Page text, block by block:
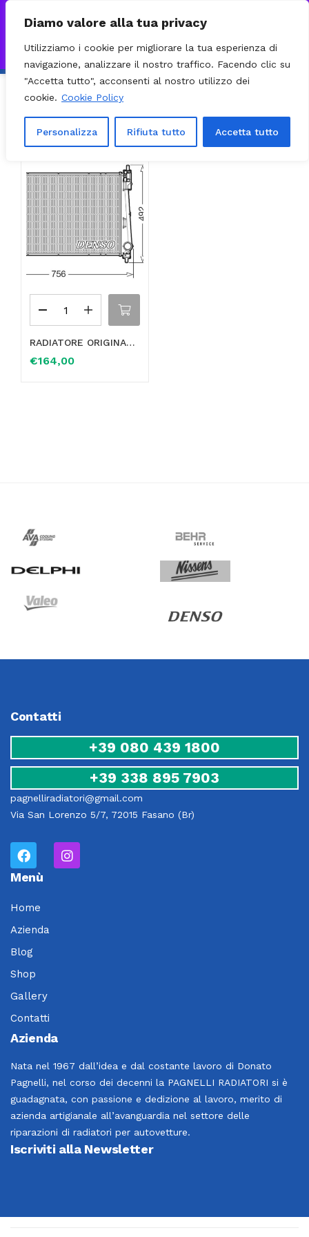
Diamo valore alla tua privacy
Utilizziamo i cookie per migliorare la tua esperienza di
navigazione, analizzare il nostro traffico. Facendo clic su
"Accetta tutto", acconsenti al nostro utilizzo dei
cookie. Cookie Policy
Personalizza Rifiuta tutto Accetta tutto
VISITA IL NOSTRO E-COMMERCE – SPEDIZIONI NAZIONALI E
INVIATE CON CORRIERE DHL EXPRESS - BRT - UPSIgnora
Visualizzazione del risultato
Filter
RADIATORE ORIGINALE DENSO PRIMO IMPIANTO PER FIAT DOBLO CARGO KOMBI FRIGO OE 52090365
€164,00
Contatti
+39 080 439 1800
+39 338 895 7903
pagnelliradiatori@gmail.com
Via San Lorenzo 5/7, 72015 Fasano (Br)
Menù
Home
Azienda
Blog
Shop
Gallery
Contatti
Azienda
Nata nel 1967 dall’idea e dal costante lavoro di Donato
Pagnelli, nel corso dei decenni la PAGNELLI RADIATORI si è
guadagnata, con passione e dedizione al lavoro, merito di
azienda artigianale all’avanguardia nel settore delle
riparazioni di radiatori per autovetture.
Iscriviti alla Newsletter